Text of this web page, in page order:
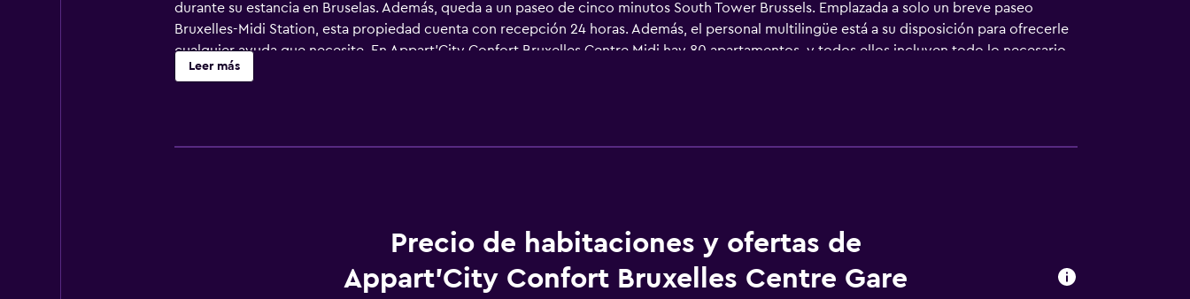
durante su estancia en Bruselas. Además, queda a un paseo de cinco minutos South Tower Brussels. Emplazada a solo un breve paseo
Bruxelles-Midi Station, esta propiedad cuenta con recepción 24 horas. Además, el personal multilingüe está a su disposición para ofrecerle
cualquier ayuda que necesite. En Appart'City Confort Bruxelles Centre Midi hay 80 apartamentos, y todos ellos incluyen todo lo necesario
para una estancia confortable. Además, desde la propiedad se puede acceder caminando Palacio de Justicia de Bruselas y Manneken Pis.
Leer más
Precio de habitaciones y ofertas de
Appart'City Confort Bruxelles Centre Gare